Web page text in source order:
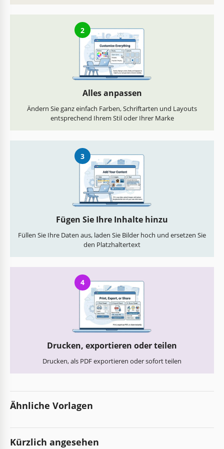
2
Alles anpassen
Ändern Sie ganz einfach Farben, Schriftarten und Layouts
entsprechend Ihrem Stil oder Ihrer Marke
3
Fügen Sie Ihre Inhalte hinzu
Füllen Sie Ihre Daten aus, laden Sie Bilder hoch und ersetzen Sie
den Platzhaltertext
4
Drucken, exportieren oder teilen
Drucken, als PDF exportieren oder sofort teilen
Ähnliche Vorlagen
Kürzlich angesehen